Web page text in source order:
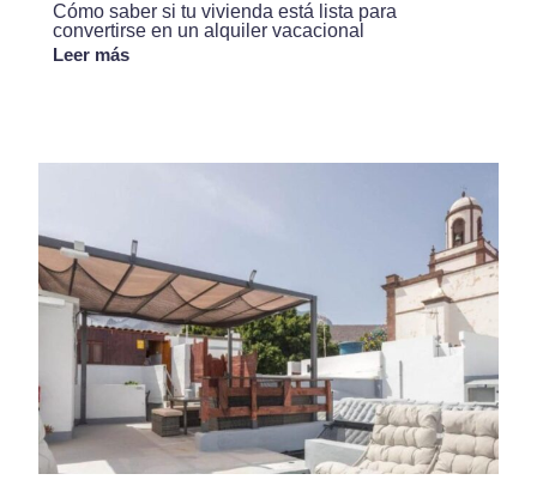
Cómo saber si tu vivienda está lista para
convertirse en un alquiler vacacional
Leer más